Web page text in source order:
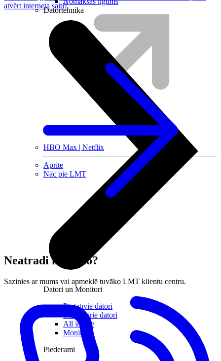
HBO Max | Netflix
Aprite
Nāc pie LMT
Datortehnika
Datori un Monitori
Portatīvie datori
Stacionārie datori
All in one
Monitori
Piederumi
atvērt interneta saiti?
Neatradi meklēto?
Sazinies ar mums vai apmeklē tuvāko LMT klientu centru.